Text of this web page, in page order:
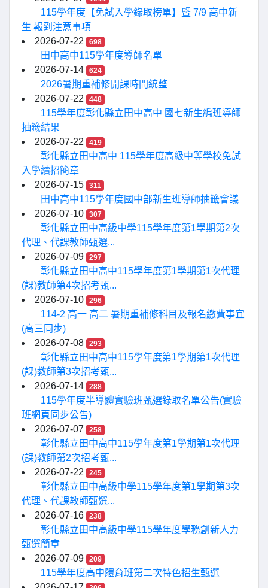
115學年度【免試入學錄取榜單】暨 7/9 高中新
生 報到注意事項
2026-07-22
698
田中高中115學年度導師名單
2026-07-14
624
2026暑期重補修開課時間統整
2026-07-22
448
115學年度彰化縣立田中高中 國七新生編班導師
抽籤結果
2026-07-22
419
彰化縣立田中高中 115學年度高級中等學校免試
入學續招簡章
2026-07-15
311
田中高中115學年度國中部新生班導師抽籤會議
2026-07-10
307
彰化縣立田中高級中學115學年度第1學期第2次
代理、代課教師甄選...
2026-07-09
297
彰化縣立田中高中115學年度第1學期第1次代理
(課)教師第4次招考甄...
2026-07-10
296
114-2 高一 高二 暑期重補修科目及報名繳費事宜
(高三同步)
2026-07-08
293
彰化縣立田中高中115學年度第1學期第1次代理
(課)教師第3次招考甄...
2026-07-14
288
115學年度半導體實驗班甄選錄取名單公告(實驗
班網頁同步公告)
2026-07-07
258
彰化縣立田中高中115學年度第1學期第1次代理
(課)教師第2次招考甄...
2026-07-22
245
彰化縣立田中高級中學115學年度第1學期第3次
代理、代課教師甄選...
2026-07-16
238
彰化縣立田中高級中學115學年度學務創新人力
甄選簡章
2026-07-09
209
115學年度高中體育班第二次特色招生甄選